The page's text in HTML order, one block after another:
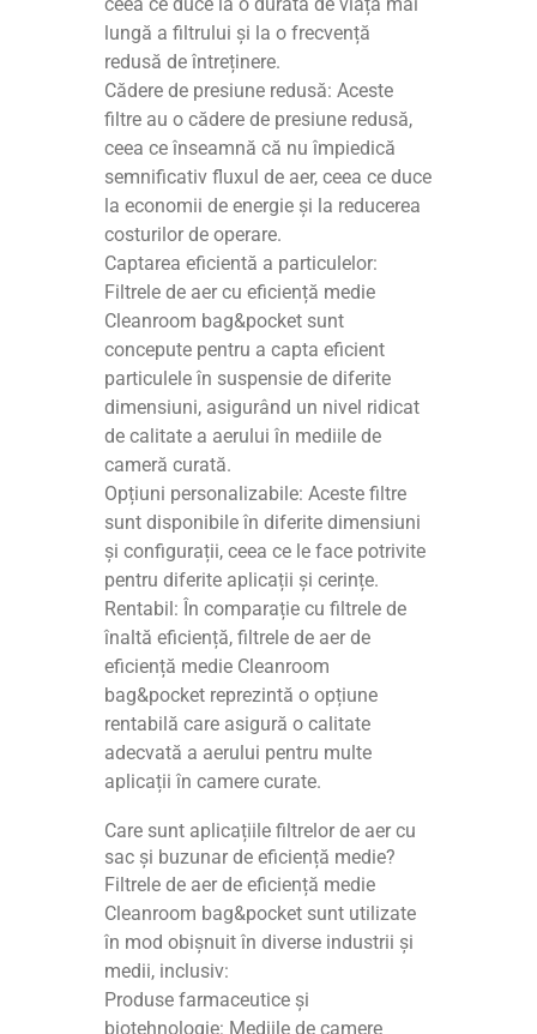
ceea ce duce la o durată de viață mai
lungă a filtrului și la o frecvență
redusă de întreținere.
Cădere de presiune redusă: Aceste
filtre au o cădere de presiune redusă,
ceea ce înseamnă că nu împiedică
semnificativ fluxul de aer, ceea ce duce
la economii de energie și la reducerea
costurilor de operare.
Captarea eficientă a particulelor:
Filtrele de aer cu eficiență medie
Cleanroom bag&pocket sunt
concepute pentru a capta eficient
particulele în suspensie de diferite
dimensiuni, asigurând un nivel ridicat
de calitate a aerului în mediile de
cameră curată.
Opțiuni personalizabile: Aceste filtre
sunt disponibile în diferite dimensiuni
și configurații, ceea ce le face potrivite
pentru diferite aplicații și cerințe.
Rentabil: În comparație cu filtrele de
înaltă eficiență, filtrele de aer de
eficiență medie Cleanroom
bag&pocket reprezintă o opțiune
rentabilă care asigură o calitate
adecvată a aerului pentru multe
aplicații în camere curate.
Care sunt aplicațiile filtrelor de aer cu
sac și buzunar de eficiență medie?
Filtrele de aer de eficiență medie
Cleanroom bag&pocket sunt utilizate
în mod obișnuit în diverse industrii și
medii, inclusiv:
Produse farmaceutice și
biotehnologie: Mediile de camere